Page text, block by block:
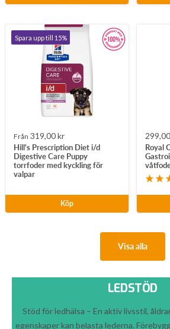
Spara upp till 15%
Rea-
pris
Från 319,00 kr
Hill's Prescription Diet i/d
Digestive Care Puppy
torrfoder med kyckling för
valpar
Köp
Rea-
pris
Royal
Visa alla
LEDSTÖD
Stöd för ledhälsa – En aktiv livsstil,
egenskaper kan belasta lederna.